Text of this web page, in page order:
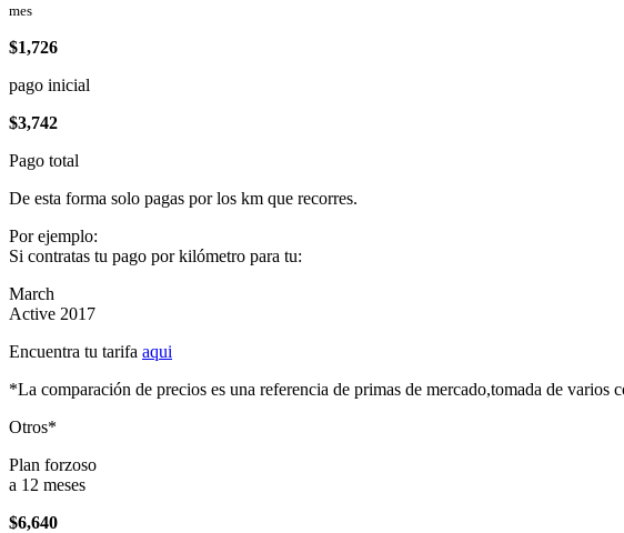
mes
$1,726
pago inicial
$3,742
Pago total
De esta forma solo pagas por los km que recorres.
Por ejemplo:
Si contratas tu pago por kilómetro para tu:
March
Active 2017
Encuentra tu tarifa aqui
*La comparación de precios es una referencia de primas de mercado,tomada de varios
Otros*
Plan forzoso
a 12 meses
$6,640